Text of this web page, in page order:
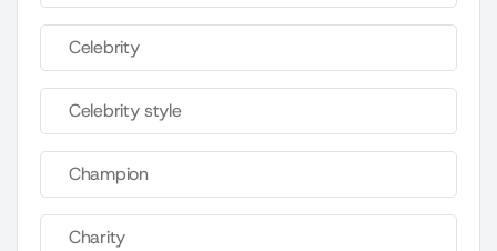
Celebrity
Celebrity style
Champion
Charity